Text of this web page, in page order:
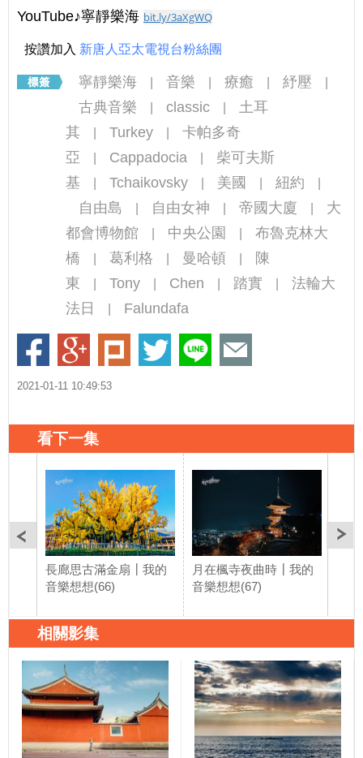
YouTube♪寧靜樂海 bit.ly/3aXgWQ
按讚加入 新唐人亞太電視台粉絲團
寧靜樂海 音樂 療癒 紓壓
古典音樂 classic
土耳
其
Turkey
卡帕多奇
亞
Cappadocia
柴可夫斯
基
Tchaikovsky 美國 紐約
自由島 自由女神 帝國大廈
大
都會博物館
中央公園
布魯克林大
橋
葛利格 曼哈頓
陳
東
Tony Chen 踏實
法輪大
法日
Falundafa
2021-01-11 10:49:53
看下一集
長廊思古滿金扇┃我的
音樂想想(66)
月在楓寺夜曲時┃我的
音樂想想(67)
相關影集